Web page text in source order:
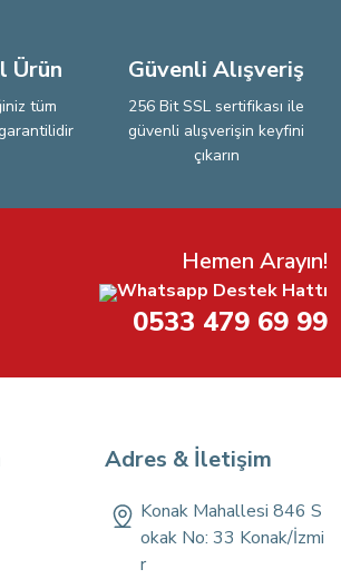
Ürün
tüm
Güvenli Alışveriş
256 Bit SSL sertifikası ile
güvenli alışverişin keyfini
çıkarın
Hemen Arayın!
Whatsapp Destek Hattı
0533 479 69 99
Adres & İletişim
Konak Mahallesi 846 S
okak No: 33 Konak/İzmi
r